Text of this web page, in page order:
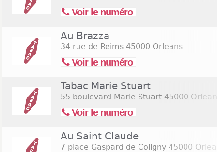
Voir le numéro
Au Brazza
34 rue de Reims 45000 Orleans
Voir le numéro
Tabac Marie Stuart
55 boulevard Marie Stuart 45000
Voir le numéro
Au Saint Claude
7 place Gaspard de Coligny 45000